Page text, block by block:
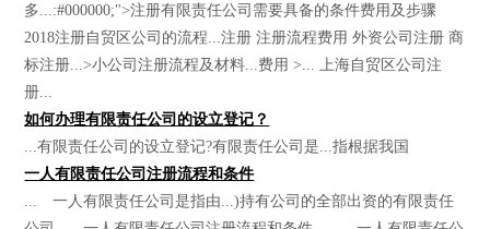
多...:#000000;">注册有限责任公司需要具备的条件费用及步骤
2018注册自贸区公司的流程...注册 注册流程费用 外资公司注册 商
标注册...>小公司注册流程及材料...费用 >... 上海自贸区公司注
册...
如何办理有限责任公司的设立登记？
...有限责任公司的设立登记?有限责任公司是...指根据我国
一人有限责任公司注册流程和条件
... 一人有限责任公司是指由...)持有公司的全部出资的有限责任